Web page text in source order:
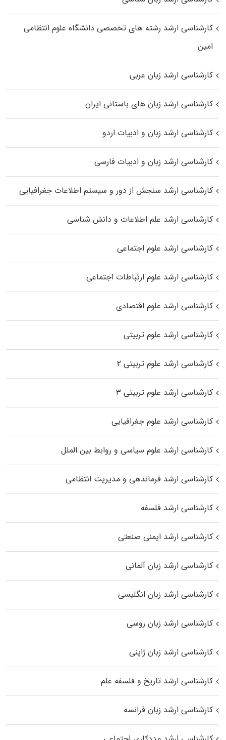
کارشناسی ارشد رﺷﺘﻪ ﻫﺎی تخصصی داﻧﺸﮕﺎه ﻋﻠﻮم انتظامی
اﻣﻴﻦ
کارشناسی ارشد زبان عربی
کارشناسی ارشد زبان‌ های باستانی ایران
کارشناسی ارشد زبان و ادبیات اردو
کارشناسی ارشد زبان و ادبیات فارسی
کارشناسی ارشد سنجش از دور و سیستم اطلاعات جغرافیایی
کارشناسی ارشد علم اطلاعات و دانش شناسی
کارشناسی ارشد علوم اجتماعی
کارشناسی ارشد علوم ارتباطات اجتماعی
کارشناسی ارشد علوم اقتصادی
کارشناسی ارشد علوم تربیتی
کارشناسی ارشد علوم تربیتی ۲
کارشناسی ارشد علوم تربیتی ۳
کارشناسی ارشد علوم جغرافیایی
کارشناسی ارشد علوم سیاسی و روابط بین الملل
کارشناسی ارشد فرماندهی و مدیریت انتظامی
کارشناسی ارشد فلسفه
کارشناسی ارشد ایمنی صنعتی
کارشناسی ارشد زبان آلمانی
کارشناسی ارشد زبان انگلیسی
کارشناسی ارشد زبان روسی
کارشناسی ارشد زبان ژاپنی
کارشناسی ارشد تاریخ و فلسفه علم
کارشناسی ارشد زبان فرانسه